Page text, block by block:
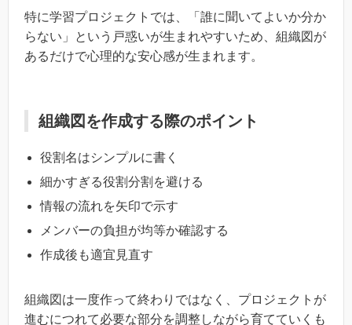
特に学習プロジェクトでは、「誰に聞いてよいか分か
らない」という戸惑いが生まれやすいため、組織図が
あるだけで心理的な安心感が生まれます。
組織図を作成する際のポイント
役割名はシンプルに書く
細かすぎる役割分割を避ける
情報の流れを矢印で示す
メンバーの負担が均等か確認する
作成後も適宜見直す
組織図は一度作って終わりではなく、プロジェクトが
進むにつれて必要な部分を調整しながら育てていくも